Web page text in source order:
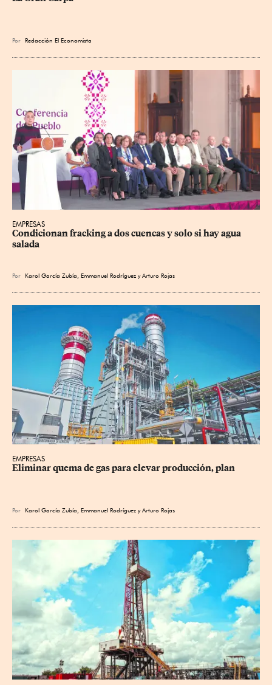
Por Redacción El Economista
EMPRESAS
Condicionan fracking a dos cuencas y solo si hay agua
salada
Por Karol García Zubía Emmanuel Rodríguez yArturo Rojas
EMPRESAS
Eliminar quema de gas para elevar producción, plan
Por Karol García Zubía, Emmanuel Rodríguez yArturo Rojas